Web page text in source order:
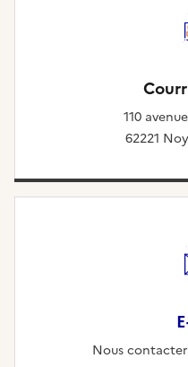
110
62221
Nous